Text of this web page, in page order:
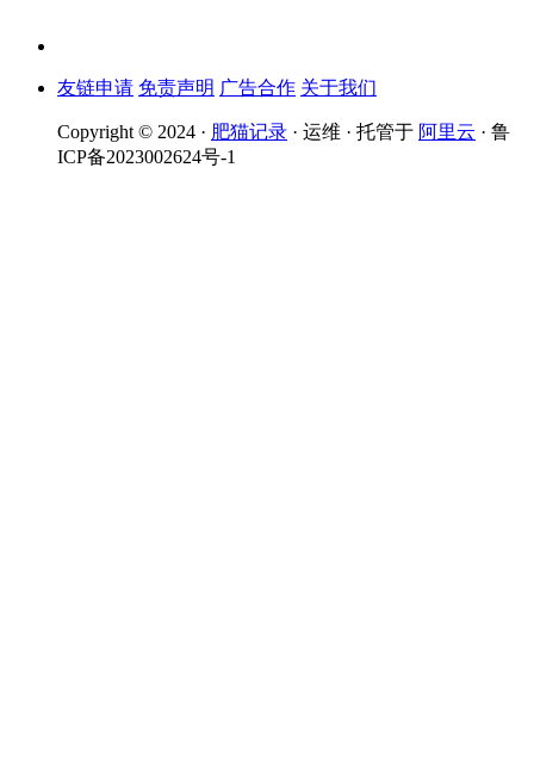
友链申请 免责声明 广告合作 关于我们
Copyright © 2024 · 肥猫记录 · 运维 · 托管于 阿里云 · 鲁
ICP备2023002624号-1